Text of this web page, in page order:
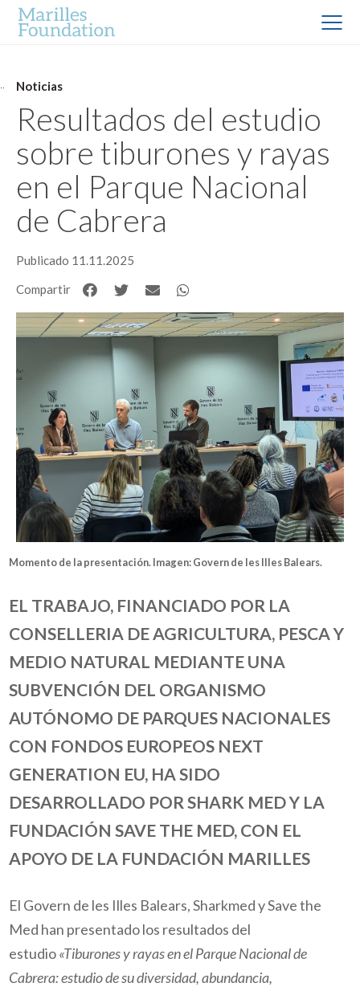
Noticias
Resultados del estudio
sobre tiburones y rayas
en el Parque Nacional
de Cabrera
Publicado 11.11.2025
Compartir
Momento de la presentación.Imagen:Govern de les Illes Balears.
EL TRABAJO, FINANCIADO POR LA
CONSELLERIA DE AGRICULTURA, PESCA Y
MEDIO NATURAL MEDIANTE UNA
SUBVENCIÓN DEL ORGANISMO
AUTÓNOMO DE PARQUES NACIONALES
CON FONDOS EUROPEOS NEXT
GENERATION EU, HA SIDO
DESARROLLADO POR SHARK MED Y LA
FUNDACIÓN SAVE THE MED, CON EL
APOYO DE LA FUNDACIÓN MARILLES
El Govern de les Illes Balears, Sharkmed y Save the
Med han presentado los resultados del
estudio«Tiburones y rayas en el Parque Nacional de
Cabrera: estudio de su diversidad, abundancia,